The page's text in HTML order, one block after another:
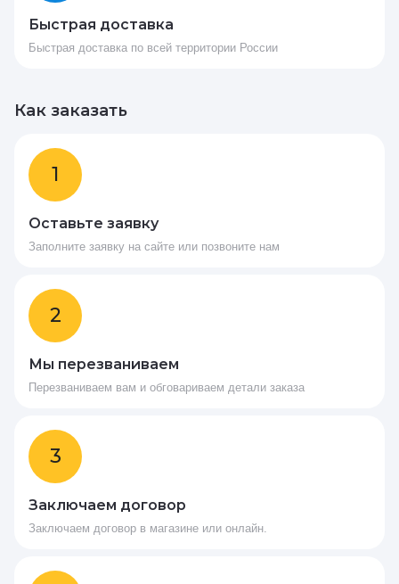
Быстрая доставка
Быстрая доставка по всей территории России
Как заказать
1
Оставьте заявку
Заполните заявку на сайте или позвоните нам
2
Мы перезваниваем
Перезваниваем вам и обговариваем детали заказа
3
Заключаем договор
Заключаем договор в магазине или онлайн.